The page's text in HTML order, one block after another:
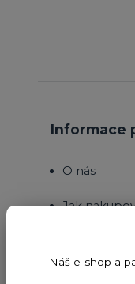
Informace
O nás
Jak
Náš e-shop a